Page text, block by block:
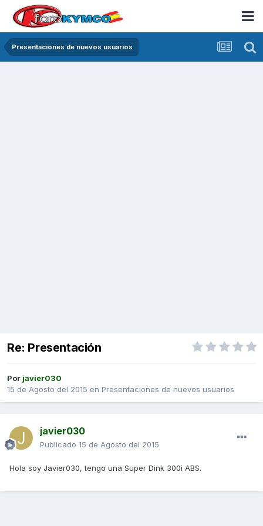
Presentaciones de nuevos usuarios
Re: Presentación
Por javier030
15 de Agosto del 2015 en Presentaciones de nuevos usuarios
javier030
Publicado 15 de Agosto del 2015
Hola soy Javier030, tengo una Super Dink 300i ABS.